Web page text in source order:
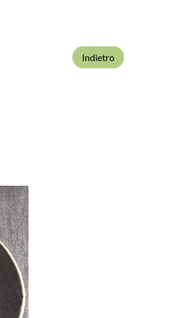
Indietro